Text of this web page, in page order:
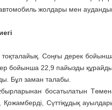
жолдары мен аудандық
Соңғы дерек
бойынша 22,9 пайызды
Бұл заман талабы.
боса­тылатын
Қожамберді, Сүттіқұдық